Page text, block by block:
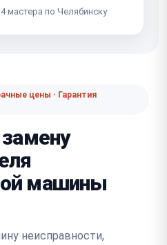
мастера по Челябинску
цены · Гарантия
машины
неисправности,